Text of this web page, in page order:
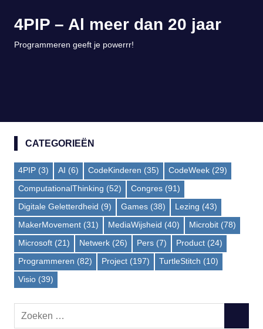
naar
inhoud
4PIP – Al meer dan 20 jaar
Programmeren geeft je powerrr!
CATEGORIEËN
4PIP (3) AI (6) CodeKinderen (35) CodeWeek (29)
ComputationalThinking (52) Congres (91)
Digitale Geletterdheid (9) Games (38) Lezing (43)
MakerMovement (31) MediaWijsheid (40) Microbit (78)
Microsoft (21) Netwerk (26) Pers (7) Product (24)
Programmeren (82) Project (197) TurtleStitch (10)
Visio (39)
Zoeken